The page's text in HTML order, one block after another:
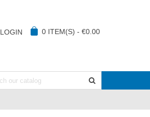
LOGIN 0 ITEM(S) - €0.00